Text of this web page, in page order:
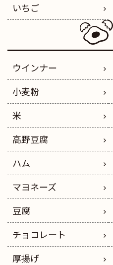
いちご
ウインナー
小麦粉
米
高野豆腐
ハム
マヨネーズ
豆腐
チョコレート
厚揚げ